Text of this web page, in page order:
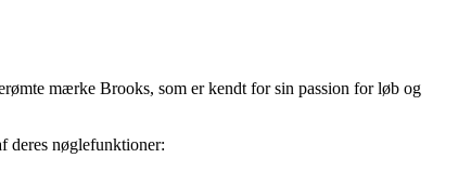
mærke Brooks, som er kendt for sin passion for løb og
deres nøglefunktioner: